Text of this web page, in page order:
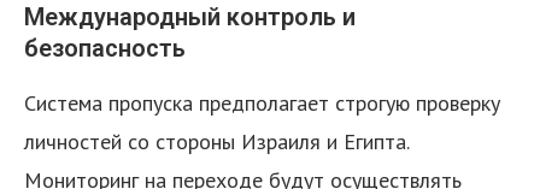
Международный контроль и
безопасность
Система пропуска предполагает строгую проверку
личностей со стороны Израиля и Египта.
Мониторинг на переходе будут осуществлять